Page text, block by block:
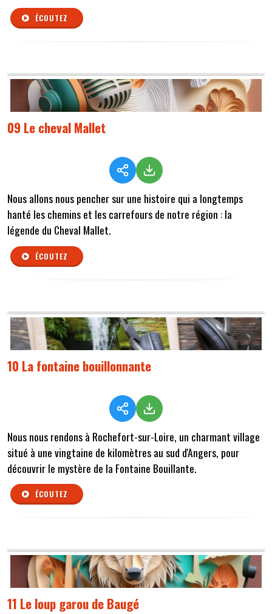
ÉCOUTEZ
09 Le cheval Mallet
Nous allons nous pencher sur une histoire qui a longtemps
hanté les chemins et les carrefours de notre région : la
légende du Cheval Mallet.
ÉCOUTEZ
10 La fontaine bouillonnante
Nous nous rendons à Rochefort-sur-Loire, un charmant village
situé à une vingtaine de kilomètres au sud d'Angers, pour
découvrir le mystère de la Fontaine Bouillante.
ÉCOUTEZ
11 Le loup garou de Baugé